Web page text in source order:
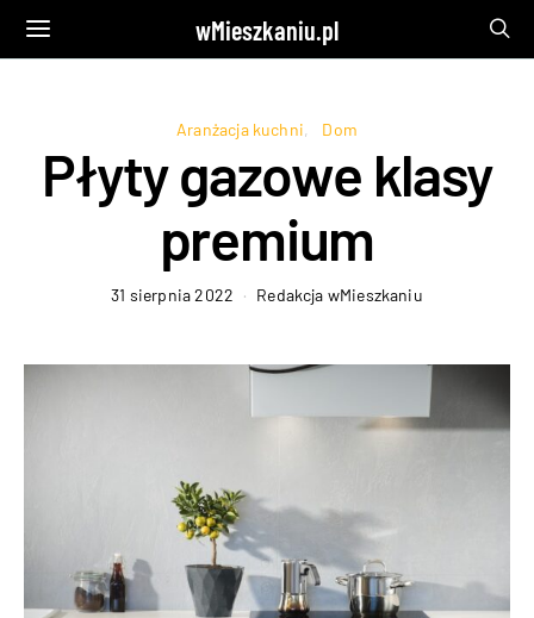
wMieszkaniu.pl
Aranżacja kuchni Dom
Płyty gazowe klasy
premium
31 sierpnia 2022 Redakcja wMieszkaniu